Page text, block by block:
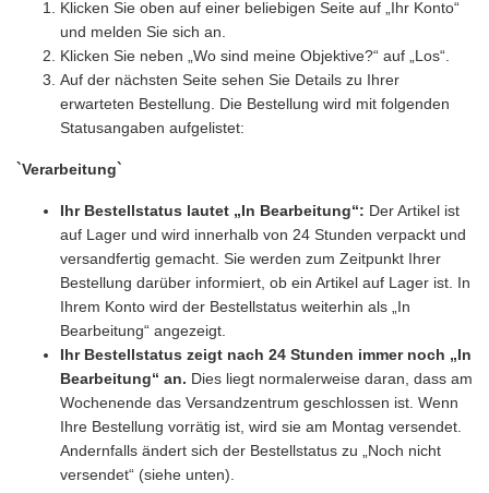
Klicken Sie oben auf einer beliebigen Seite auf „Ihr Konto“
und melden Sie sich an.
Klicken Sie neben „Wo sind meine Objektive?“ auf „Los“.
Auf der nächsten Seite sehen Sie Details zu Ihrer
erwarteten Bestellung. Die Bestellung wird mit folgenden
Statusangaben aufgelistet:
`Verarbeitung`
Ihr Bestellstatus lautet „In Bearbeitung“: Der Artikel ist
auf Lager und wird innerhalb von 24 Stunden verpackt und
versandfertig gemacht. Sie werden zum Zeitpunkt Ihrer
Bestellung darüber informiert, ob ein Artikel auf Lager ist. In
Ihrem Konto wird der Bestellstatus weiterhin als „In
Bearbeitung“ angezeigt.
Ihr Bestellstatus zeigt nach 24 Stunden immer noch „In
Bearbeitung“ an. Dies liegt normalerweise daran, dass am
Wochenende das Versandzentrum geschlossen ist. Wenn
Ihre Bestellung vorrätig ist, wird sie am Montag versendet.
Andernfalls ändert sich der Bestellstatus zu „Noch nicht
versendet“ (siehe unten).